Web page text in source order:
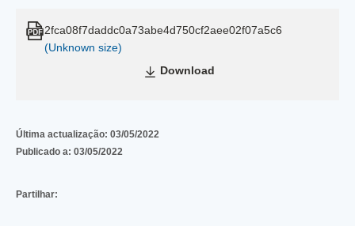
2fca08f7daddc0a73abe4d750cf2aee02f07a5c6
(Unknown size)
Download
Última actualização: 03/05/2022
Publicado a: 03/05/2022
Partilhar: